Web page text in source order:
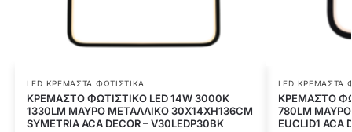
LED ΚΡΕΜΑΣΤΆ ΦΩΤΙΣΤΙΚΆ
ΚΡΕΜΑΣΤΟ ΦΩΤΙΣΤΙΚΟ LED 14W 3000K
1330LM ΜΑΥΡΟ ΜΕΤΑΛΛΙΚΟ 30X14XH136CM
SYMETRIA ACA DECOR – V30LEDP30BK
LED ΚΡΕΜΑΣΤΆ
ΚΡΕΜΑΣΤΟ
780LM ΜΑΥΡΟ
EUCLID1 ACA